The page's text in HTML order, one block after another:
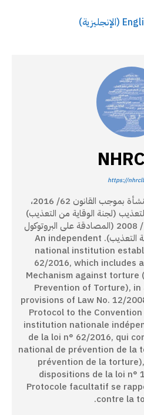
(الإنجليزية)
https://
مؤسسة وطنية مستقلة منشأة بموجب القانون 62/ 2016،
(لجنة الوقاية من التعذيب)
عملاً بأحكام القانون رقم 12/ 2008 (المصادقة على البروتوكول
الاختياري لاتفاقية مناهضة التعذيب). An independent
national institution
62/2016, which includes
Mechanism against torture
Prevention of Torture),
provisions of Law No. 12/
Protocol to the
institution nationale
de la loi n° 62/2016, qui
national de prévention de la
prévention de la
dispositions de la loi n°
Protocole facultatif se
contre la